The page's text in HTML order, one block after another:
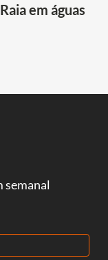
em águas
semanal